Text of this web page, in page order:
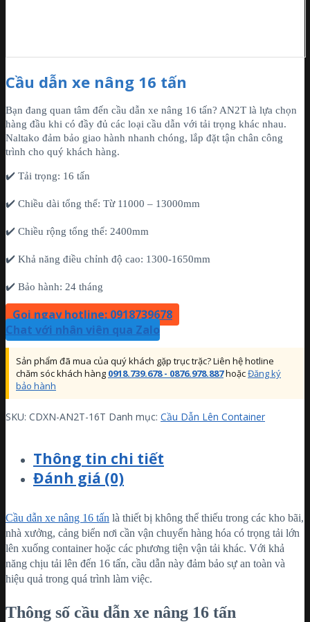
Cầu dẫn xe nâng 16 tấn
Bạn đang quan tâm đến cầu dẫn xe nâng 16 tấn? AN2T là lựa chọn
hàng đầu khi có đầy đủ các loại cầu dẫn với tải trọng khác nhau.
Naltako đảm bảo giao hành nhanh chóng, lắp đặt tận chân công
trình cho quý khách hàng.
✔️ Tải trọng: 16 tấn
✔️ Chiều dài tổng thể: Từ 11000 – 13000mm
✔️ Chiều rộng tổng thể: 2400mm
✔️ Khả năng điều chỉnh độ cao: 1300-1650mm
✔️ Bảo hành: 24 tháng
Gọi ngay hotline: 0918739678
Chat với nhân viên qua Zalo
Sản phẩm đã mua của quý khách gặp trục trặc? Liên hệ hotline
chăm sóc khách hàng 0918.739.678 - 0876.978.887hoặcĐăng ký
bảo hành
SKU: CDXN-AN2T-16T Danh mục: Cầu Dẫn Lên Container
Thông tin chi tiết
Đánh giá (0)
Cầu dẫn xe nâng 16 tấn là thiết bị không thể thiếu trong các kho bãi,
nhà xưởng, cảng biển nơi cần vận chuyển hàng hóa có trọng tải lớn
lên xuống container hoặc các phương tiện vận tải khác. Với khả
năng chịu tải lên đến 16 tấn, cầu dẫn này đảm bảo sự an toàn và
hiệu quả trong quá trình làm việc.
Thông số cầu dẫn xe nâng 16 tấn